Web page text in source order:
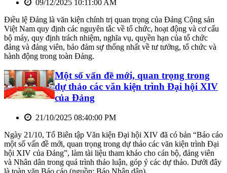
09/12/2025 10:11:00 AM
Điều lệ Đảng là văn kiện chính trị quan trọng của Đảng Cộng sản
Việt Nam quy định các nguyên tắc về tổ chức, hoạt động và cơ cấu
bộ máy, quy định trách nhiệm, nghĩa vụ, quyền hạn của tổ chức
đảng và đảng viên, bảo đảm sự thống nhất về tư tưởng, tổ chức và
hành động trong toàn Đảng.
Một số vấn đề mới, quan trọng trong
dự thảo các văn kiện trình Đại hội XIV
của Đảng
21/10/2025 08:40:00 PM
Ngày 21/10, Tổ Biên tập Văn kiện Đại hội XIV đã có bản “Báo cáo
một số vấn đề mới, quan trọng trong dự thảo các văn kiện trình Đại
hội XIV của Đảng”, làm tài liệu tham khảo cho cán bộ, đảng viên
và Nhân dân trong quá trình thảo luận, góp ý các dự thảo. Dưới đây
là toàn văn Báo cáo (nguồn: Báo Nhân dân).